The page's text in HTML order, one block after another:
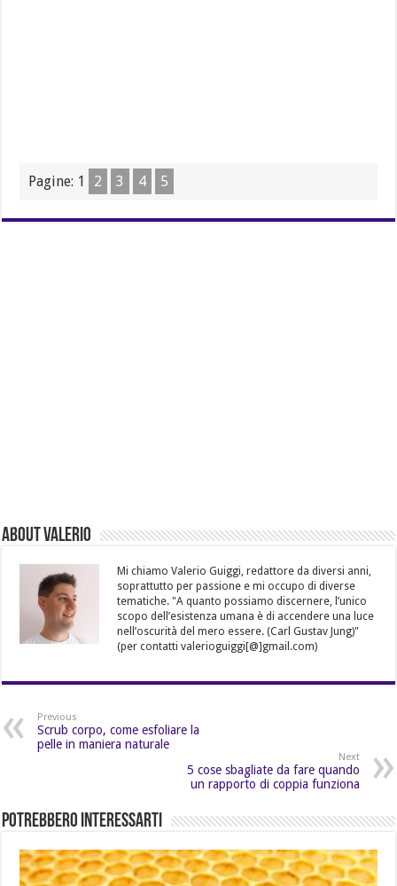
Pagine: 1 2 3 4 5
About Valerio
Mi chiamo Valerio Guiggi, redattore da diversi anni,
soprattutto per passione e mi occupo di diverse
tematiche. "A quanto possiamo discernere, l’unico
scopo dell’esistenza umana è di accendere una luce
nell’oscurità del mero essere. (Carl Gustav Jung)"
(per contatti valerioguiggi[@]gmail.com)
Previous
Scrub corpo, come esfoliare la
pelle in maniera naturale
Next
5 cose sbagliate da fare quando
un rapporto di coppia funziona
Potrebbero Interessarti